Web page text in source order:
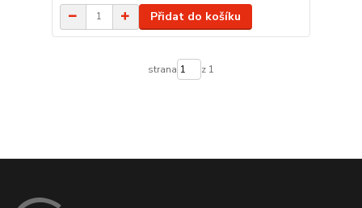
Přidat do košíku
strana z 1